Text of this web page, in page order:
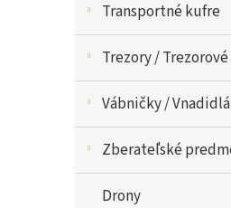
Transportné kufre
Trezory /
Vábničky / Vnadidlá
Zberateľské
Drony